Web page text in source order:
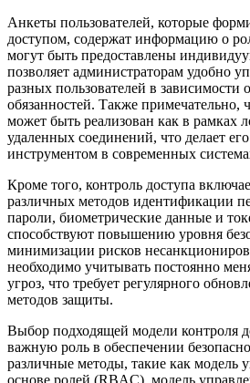
Анкеты пользователей, которые
доступом, содержат информацию о
могут быть предоставлены
позволяет администраторам удобно
разных пользователей в зависимости
обязанностей. Также примечательно,
может быть реализован как в рамках
удаленных соединений, что делает
инструментом в современных
Кроме того, контроль доступа
различных методов идентификации
пароли, биометрические данные и
способствуют повышению уровня
минимизации рисков
необходимо учитывать постоянно
угроз, что требует регулярного
методов защиты.
Выбор подходящей модели контроля
важную роль в обеспечении
различные методы, такие как модель
основе ролей (RBAC), модель